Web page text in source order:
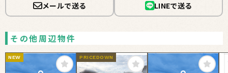
メールで送る LINEで送る
その他周辺物件
NEW PRICEDOWN